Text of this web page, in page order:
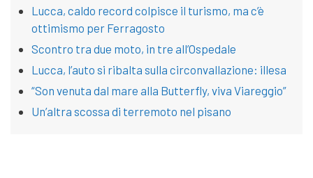
Lucca, caldo record colpisce il turismo, ma c’è
ottimismo per Ferragosto
Scontro tra due moto, in tre all’Ospedale
Lucca, l’auto si ribalta sulla circonvallazione: illesa
“Son venuta dal mare alla Butterfly, viva Viareggio”
Un’altra scossa di terremoto nel pisano